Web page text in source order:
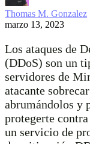
Thomas M. Gonzalez
marzo 13, 2023
Los ataques de
(DDoS) son un
servidores de
atacante
abrumándolos y
protegerte
un servicio de